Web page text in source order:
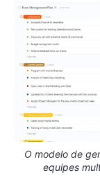
O modelo de
equipes